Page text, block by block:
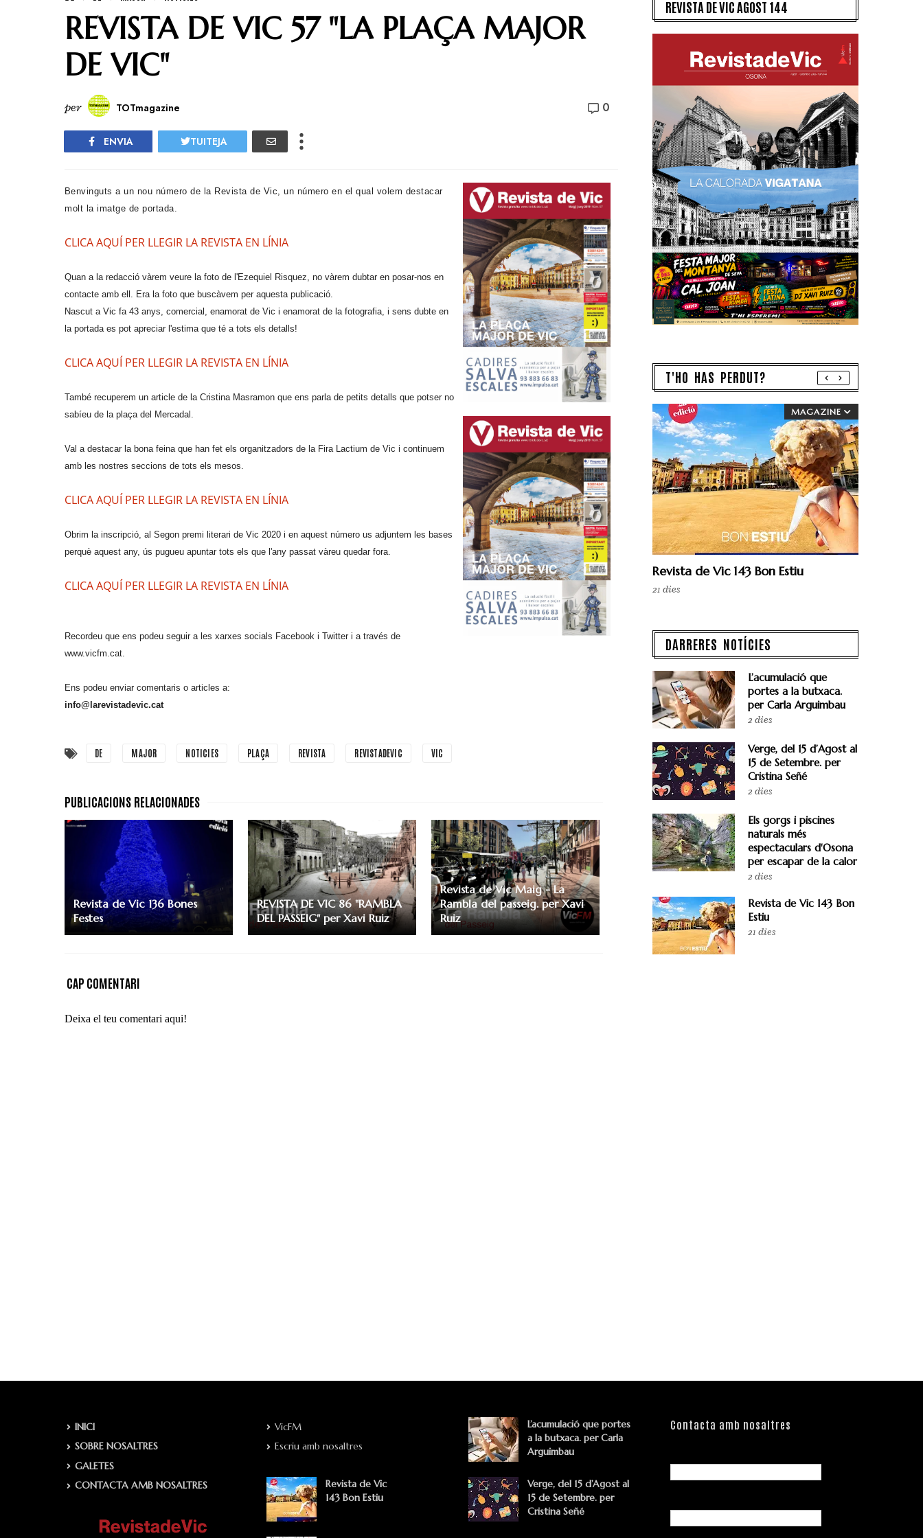
REVISTA DE VIC 57 "LA PLAÇA MAJOR
DE VIC"
per TOTmagazine 0
ENVIA TUITEJA
Benvinguts a un nou número de la Revista de Vic, un número en el qual volem destacar
molt la imatge de portada.
CLICA AQUÍ PER LLEGIR LA REVISTA EN LÍNIA
Quan a la redacció vàrem veure la foto de l'Ezequiel Risquez, no vàrem dubtar en posar-nos en
contacte amb ell. Era la foto que buscàvem per aquesta publicació.
Nascut a Vic fa 43 anys, comercial, enamorat de Vic i enamorat de la fotografia, i sens dubte en
la portada es pot apreciar l'estima que té a tots els detalls!
CLICA AQUÍ PER LLEGIR LA REVISTA EN LÍNIA
També recuperem un article de la Cristina Masramon que ens parla de petits detalls que potser no
sabíeu de la plaça del Mercadal.
Val a destacar la bona feina que han fet els organitzadors de la Fira Lactium de Vic i continuem
amb les nostres seccions de tots els mesos.
CLICA AQUÍ PER LLEGIR LA REVISTA EN LÍNIA
Obrim la inscripció, al Segon premi literari de Vic 2020 i en aquest número us adjuntem les bases
perquè aquest any, ús pugueu apuntar tots els que l'any passat vàreu quedar fora.
CLICA AQUÍ PER LLEGIR LA REVISTA EN LÍNIA
Recordeu que ens podeu seguir a les xarxes socials Facebook i Twitter i a través de
www.vicfm.cat.
Ens podeu enviar comentaris o articles a:
info@larevistadevic.cat
DE MAJOR NOTICIES PLAÇA REVISTA REVISTADEVIC VIC
Revista de Vic 136 Bones
Festes
REVISTA DE VIC 86 "RAMBLA
DEL PASSEIG" per Xavi Ruiz
Revista de Vic Maig - La
Rambla del passeig. per Xavi
Ruiz
CAP COMENTARI
Deixa el teu comentari aqui!
REVISTA DE VIC AGOST 144
T'HO HAS PERDUT?
MAGAZINE
Revista de Vic 143 Bon Estiu
21 dies
DARRERES NOTÍCIES
L’acumulació que
portes a la butxaca.
per Carla Arguimbau
2 dies
Verge, del 15 d’Agost al
15 de Setembre. per
Cristina Señé
2 dies
Els gorgs i piscines
naturals més
espectaculars d'Osona
per escapar de la calor
2 dies
Revista de Vic 143 Bon
Estiu
21 dies
INICI
SOBRE NOSALTRES
GALETES
CONTACTA AMB NOSALTRES
VicFM
Escriu amb nosaltres
Revista de Vic
143 Bon Estiu
L’acumulació que portes
a la butxaca. per Carla
Arguimbau
Verge, del 15 d’Agost al
15 de Setembre. per
Cristina Señé
Contacta amb nosaltres